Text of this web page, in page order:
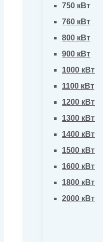
750 кВт
760 кВт
800 кВт
900 кВт
1000 кВт
1100 кВт
1200 кВт
1300 кВт
1400 кВт
1500 кВт
1600 кВт
1800 кВт
2000 кВт